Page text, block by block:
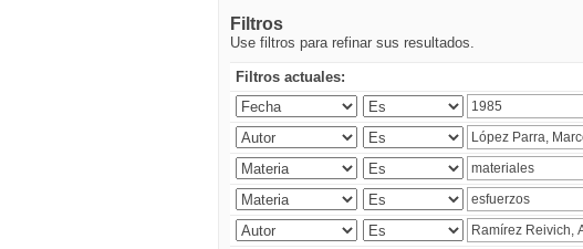
Filtros
Use filtros para refinar sus resultados.
Filtros actuales: